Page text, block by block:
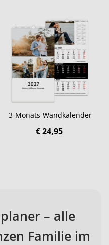
3-Monats-Wandkalender
€ 24,95
– alle
Familie im